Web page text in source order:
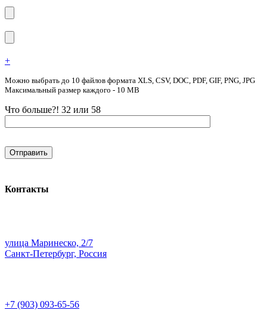
+
Можно выбрать до 10 файлов формата XLS, CSV, DOC, PDF, GIF, PNG, JPG
Максимальный размер каждого - 10 MB
Что больше?! 32 или 58
Контакты
улица Маринеско, 2/7
Санкт-Петербург, Россия
+7 (903) 093-65-56